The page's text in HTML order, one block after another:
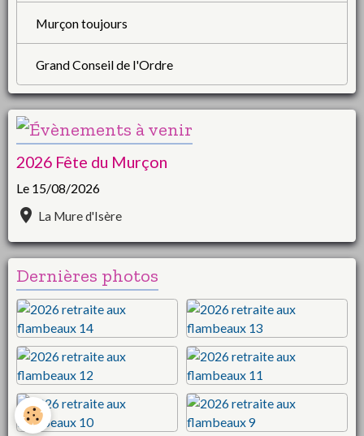
Murçon toujours
Grand Conseil de l'Ordre
2026 Fête du Murçon
Le 15/08/2026
La Mure d'Isère
Dernières photos